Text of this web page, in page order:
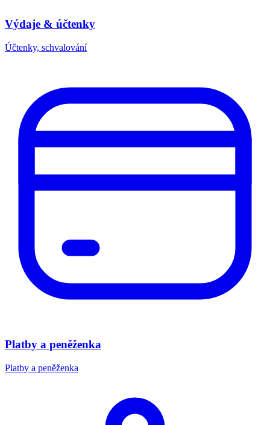
Výdaje & účtenky
Účtenky, schvalování
Platby a peněženka
Platby a peněženka